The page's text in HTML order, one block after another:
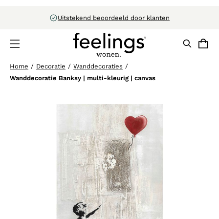
Uitstekend beoordeeld door klanten
Home / Decoratie / Wanddecoraties /
Wanddecoratie Banksy | multi-kleurig | canvas